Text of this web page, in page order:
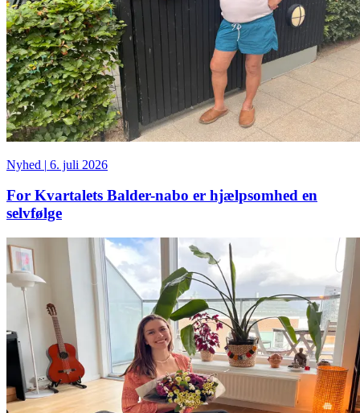
Nyhed | 6. juli 2026
For Kvartalets Balder-nabo er hjælpsomhed en
selvfølge